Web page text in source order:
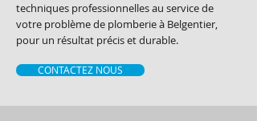
techniques professionnelles au service de
votre problème de plomberie à Belgentier,
pour un résultat précis et durable.
CONTACTEZ NOUS